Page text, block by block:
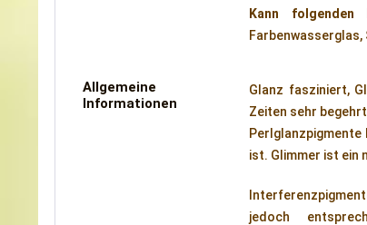
Kann folgenden
Allgemeine
Informationen
Glanz fasziniert,
Zeiten sehr
Perlglanzpigmente
ist. Glimmer ist ein
jedoch